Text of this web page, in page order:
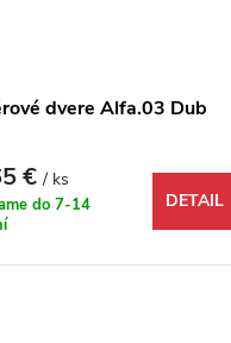
dvere Alfa.03 Dub
€/ ks
do 7-14
DETAIL